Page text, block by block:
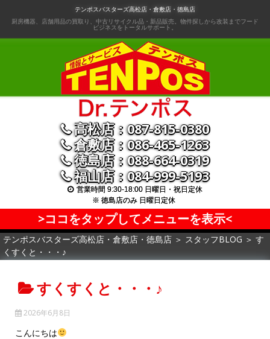
動
テンポスバスターズ高松店・倉敷店・徳島店
厨房機器、店舗用品の買取り、中古リサイクル品・新品販売。物件探しから改装までフード
ビジネスをトータルサポート。
高松店：087-815-0380
倉敷店：086-465-1263
徳島店：088-664-0319
福山店：084-999-5193
営業時間 9:30-18:00 日曜日・祝日定休
※ 徳島店のみ 日曜日定休
>ココをタップしてメニューを表示<
テンポスバスターズ高松店・倉敷店・徳島店 ＞ スタッフBLOG ＞ す
くすくと・・・♪
すくすくと・・・♪
2026年6月8日
こんにちは